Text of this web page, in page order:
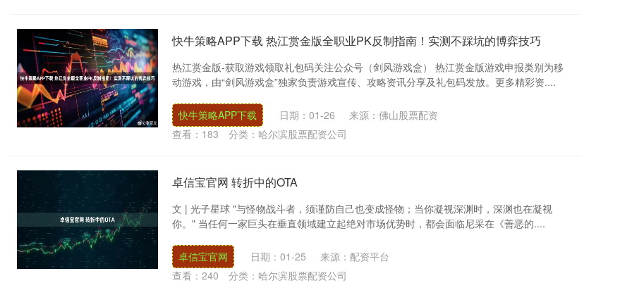
快牛策略APP下载 热江赏金版全职业PK反制指南！实测不踩坑的博弈技巧
热江赏金版-获取游戏领取礼包码关注公众号（剑风游戏盒） 热江赏金版游戏申报类别为移
动游戏，由“剑风游戏盒”独家负责游戏宣传、攻略资讯分享及礼包码发放。更多精彩资....
快牛策略APP下载 日期：01-26
来源：佛山股票配资
查看： 183 分类： 哈尔滨股票配资公司
卓信宝官网 转折中的OTA
文 | 光子星球 "与怪物战斗者，须谨防自己也变成怪物；当你凝视深渊时，深渊也在凝视
你。" 当任何一家巨头在垂直领域建立起绝对市场优势时，都会面临尼采在《善恶的....
卓信宝官网 日期：01-25
来源：配资平台
查看： 240 分类： 哈尔滨股票配资公司